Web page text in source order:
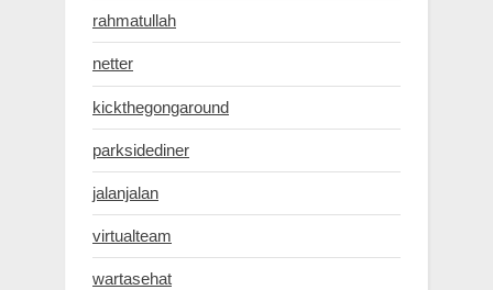
rahmatullah
netter
kickthegongaround
parksidediner
jalanjalan
virtualteam
wartasehat